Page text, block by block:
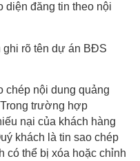
diện đăng tin theo nội
ghi rõ tên dự án BĐS
chép nội dung quảng
trường hợp
nại của khách hàng
khách là tin sao chép
có thể bị xóa hoặc chỉnh